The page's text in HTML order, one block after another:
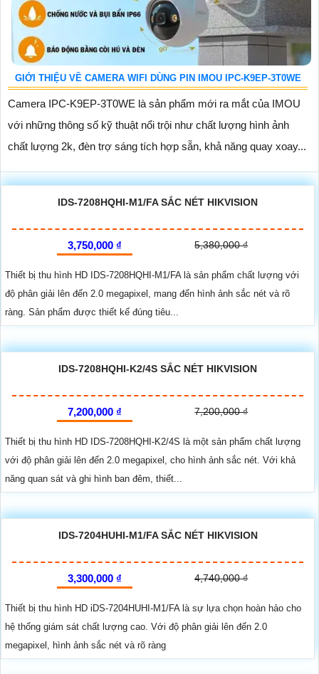
GIỚI THIỆU VỀ CAMERA WIFI DÙNG PIN IMOU IPC-K9EP-3T0WE
Camera IPC-K9EP-3T0WE là sản phẩm mới ra mắt của IMOU
với những thông số kỹ thuật nổi trội như chất lượng hình ảnh
chất lượng 2k, đèn trợ sáng tích hợp sẵn, khả năng quay xoay...
IDS-7208HQHI-M1/FA SẮC NÉT HIKVISION
3,750,000 ₫ 5,380,000 ₫
Thiết bị thu hình HD IDS-7208HQHI-M1/FA là sản phẩm chất lượng với
độ phân giải lên đến 2.0 megapixel, mang đến hình ảnh sắc nét và rõ
ràng. Sản phẩm được thiết kế đúng tiêu...
IDS-7208HQHI-K2/4S SẮC NÉT HIKVISION
7,200,000 ₫ 7,200,000 ₫
Thiết bị thu hình HD IDS-7208HQHI-K2/4S là một sản phẩm chất lượng
với độ phân giải lên đến 2.0 megapixel, cho hình ảnh sắc nét. Với khả
năng quan sát và ghi hình ban đêm, thiết...
IDS-7204HUHI-M1/FA SẮC NÉT HIKVISION
3,300,000 ₫ 4,740,000 ₫
Thiết bị thu hình HD iDS-7204HUHI-M1/FA là sự lựa chọn hoàn hảo cho
hệ thống giám sát chất lượng cao. Với độ phân giải lên đến 2.0
megapixel, hình ảnh sắc nét và rõ ràng